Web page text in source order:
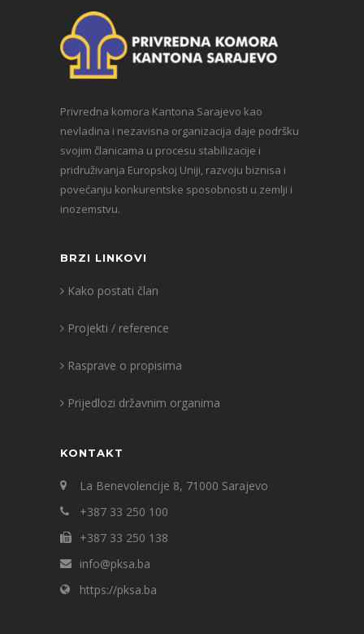
Privredna komora Kantona Sarajevo kao
nevladina i nezavisna organizacija daje podršku
svojim članicama u procesu stabilizacije i
pridruživanja Europskoj Uniji, razvoju biznisa i
povećanju konkurentske sposobnosti u zemlji i
inozemstvu.
BRZI LINKOVI
Kako postati član
Projekti / reference
Rasprave o propisima
Prijedlozi državnim organima
KONTAKT
La Benevolencije 8, 71000 Sarajevo
+387 33 250 100
+387 33 250 138
info@pksa.ba
https://pksa.ba